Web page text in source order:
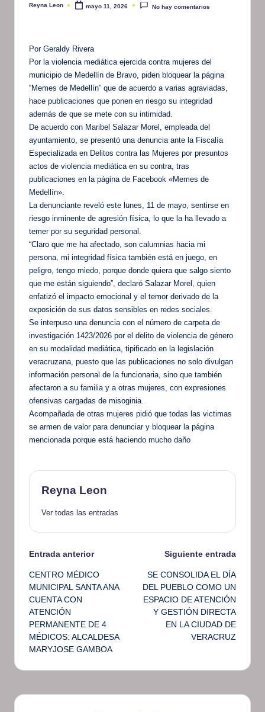
Publicado
Reyna Leon mayo 11, 2026 No hay comentarios
Por Geraldy Rivera
Por la violencia mediática ejercida contra mujeres del
municipio de Medellín de Bravo, piden bloquear la página
“Memes de Medellín” que de acuerdo a varias agraviadas,
hace publicaciones que ponen en riesgo su integridad
además de que se mete con su intimidad.
De acuerdo con Maribel Salazar Morel, empleada del
ayuntamiento, se presentó una denuncia ante la Fiscalía
Especializada en Delitos contra las Mujeres por presuntos
actos de violencia mediática en su contra, tras
publicaciones en la página de Facebook «Memes de
Medellín».
La denunciante reveló este lunes, 11 de mayo, sentirse en
riesgo inminente de agresión física, lo que la ha llevado a
temer por su seguridad personal.
“Claro que me ha afectado, son calumnias hacia mi
persona, mi integridad física también está en juego, en
peligro, tengo miedo, porque donde quiera que salgo siento
que me están siguiendo”, declaró Salazar Morel, quien
enfatizó el impacto emocional y el temor derivado de la
exposición de sus datos sensibles en redes sociales.
Se interpuso una denuncia con el número de carpeta de
investigación 1423/2026 por el delito de violencia de género
en su modalidad mediática, tipificado en la legislación
veracruzana, puesto que las publicaciones no solo divulgan
información personal de la funcionaria, sino que también
afectaron a su familia y a otras mujeres, con expresiones
ofensivas cargadas de misoginia.
Acompañada de otras mujeres pidió que todas las victimas
se armen de valor para denunciar y bloquear la página
mencionada porque está haciendo mucho daño
Reyna Leon
Ver todas las entradas
Navegación
de
entradas
Entrada anterior
CENTRO MÉDICO
MUNICIPAL SANTA ANA
CUENTA CON
ATENCIÓN
PERMANENTE DE 4
MÉDICOS: ALCALDESA
MARYJOSE GAMBOA
Siguiente entrada
SE CONSOLIDA EL DÍA
DEL PUEBLO COMO UN
ESPACIO DE ATENCIÓN
Y GESTIÓN DIRECTA
EN LA CIUDAD DE
VERACRUZ